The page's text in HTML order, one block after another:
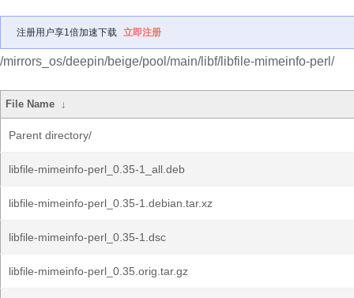
注册用户享1倍加速下载 立即注册
/mirrors_os/deepin/beige/pool/main/libf/libfile-mimeinfo-perl/
File Name ↓
Parent directory/
libfile-mimeinfo-perl_0.35-1_all.deb
libfile-mimeinfo-perl_0.35-1.debian.tar.xz
libfile-mimeinfo-perl_0.35-1.dsc
libfile-mimeinfo-perl_0.35.orig.tar.gz